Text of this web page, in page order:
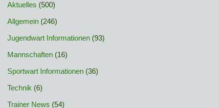
Aktuelles (500)
Allgemein (246)
Jugendwart Informationen (93)
Mannschaften (16)
Sportwart Informationen (36)
Technik (6)
Trainer News (54)